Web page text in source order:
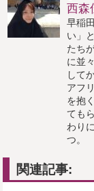
西森
早稲
い」
たち
に並
して
アフ
を抱
ても
わり
つ。
関連記事: